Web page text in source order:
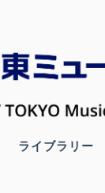
ライブラリー